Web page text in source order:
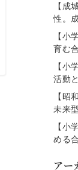
【成
性。
【小
育む
【小
活動
【昭
未来
【小
める
アー